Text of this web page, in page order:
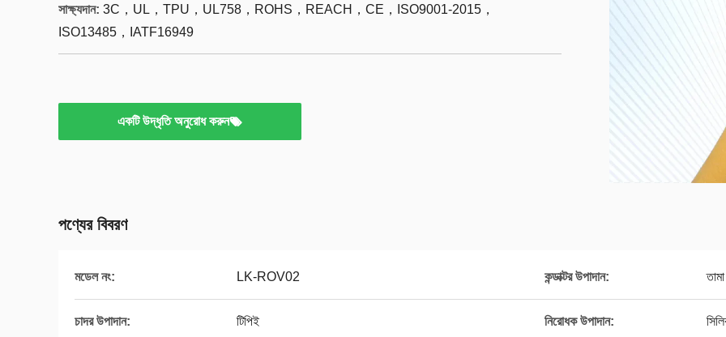
সাক্ষ্যদান: 3C，UL，TPU，UL758，ROHS，REACH，CE，ISO9001-2015，
ISO13485，IATF16949
একটি উদ্ধৃতি অনুরোধ করুন
পণ্যের বিবরণ
মডেল নং: LK-ROV02 কন্ডাক্টর উপাদান: তামা
চাদর উপাদান: টিপিই নিরোধক উপাদান: